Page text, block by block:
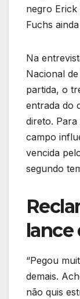
negro
Fuchs
Na
Nacional
partida, o
entrada do
direto.
campo
vencida
segundo
lance
“Pegou
demais.
não quis